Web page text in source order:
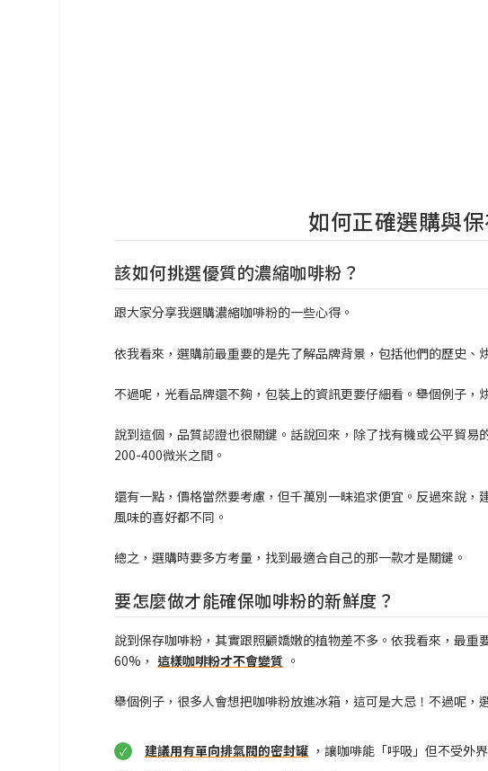
如何正確選購與
該如何挑選優質的濃縮咖啡粉？
跟大家分享我選購濃縮咖啡粉的一些心得。
依我看來，選購前最重要的是先了解品牌背景，包括他們的歷史
不過呢，光看品牌還不夠，包裝上的資訊更要仔細看。舉個例子，
說到這個，品質認證也很關鍵。話說回來，除了找有機或公平貿
200-400微米之間。
還有一點，價格當然要考慮，但千萬別一昧追求便宜。反過來說
風味的喜好都不同。
總之，選購時要多方考量，找到最適合自己的那一款才是關鍵。
要怎麼做才能確保咖啡粉的新鮮度？
說到保存咖啡粉，其實跟照顧嬌嫩的植物差不多。依我看來，最
60%， 這樣咖啡粉才不會變質 。
舉個例子，很多人會想把咖啡粉放進冰箱，這可是大忌！不過呢，
建議用有單向排氣閥的密封罐 ，讓咖啡能「呼吸」但不受外